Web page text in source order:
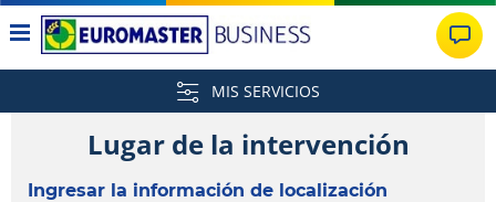
MIS SERVICIOS
Lugar de la intervención
Ingresar la información de localización